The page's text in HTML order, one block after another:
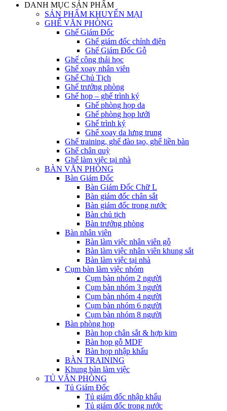
DANH MỤC SẢN PHẨM
SẢN PHẨM KHUYẾN MẠI
GHẾ VĂN PHÒNG
Ghế Giám Đốc
Ghế giám đốc chỉnh điện
Ghế Giám Đốc Gỗ
Ghế công thái học
Ghế xoay nhân viên
Ghế Chủ Tịch
Ghế trưởng phòng
Ghế họp – ghế trình ký
Ghế phòng họp da
Ghế phòng họp lưới
Ghế trình ký
Ghế xoay da lưng trung
Ghế training, ghế đào tạo, ghế liền bàn
Ghế chân quỳ
Ghế làm việc tại nhà
BÀN VĂN PHÒNG
Bàn Giám Đốc
Bàn Giám Đốc Chữ L
Bàn giám đốc chân sắt
Bàn giám đốc trong nước
Bàn chủ tịch
Bàn trưởng phòng
Bàn nhân viên
Bàn làm việc nhân viên gỗ
Bàn làm việc nhân viên khung sắt
Bàn làm việc tại nhà
Cụm bàn làm việc nhóm
Cụm bàn nhóm 2 người
Cụm bàn nhóm 3 người
Cụm bàn nhóm 4 người
Cụm bàn nhóm 6 người
Cụm bàn nhóm 8 người
Bàn phòng họp
Bàn họp chân sắt & hợp kim
Bàn họp gỗ MDF
Bàn họp nhập khẩu
BÀN TRAINING
Khung bàn làm việc
TỦ VĂN PHÒNG
Tủ Giám Đốc
Tủ giám đốc nhập khẩu
Tủ giám đốc trong nước